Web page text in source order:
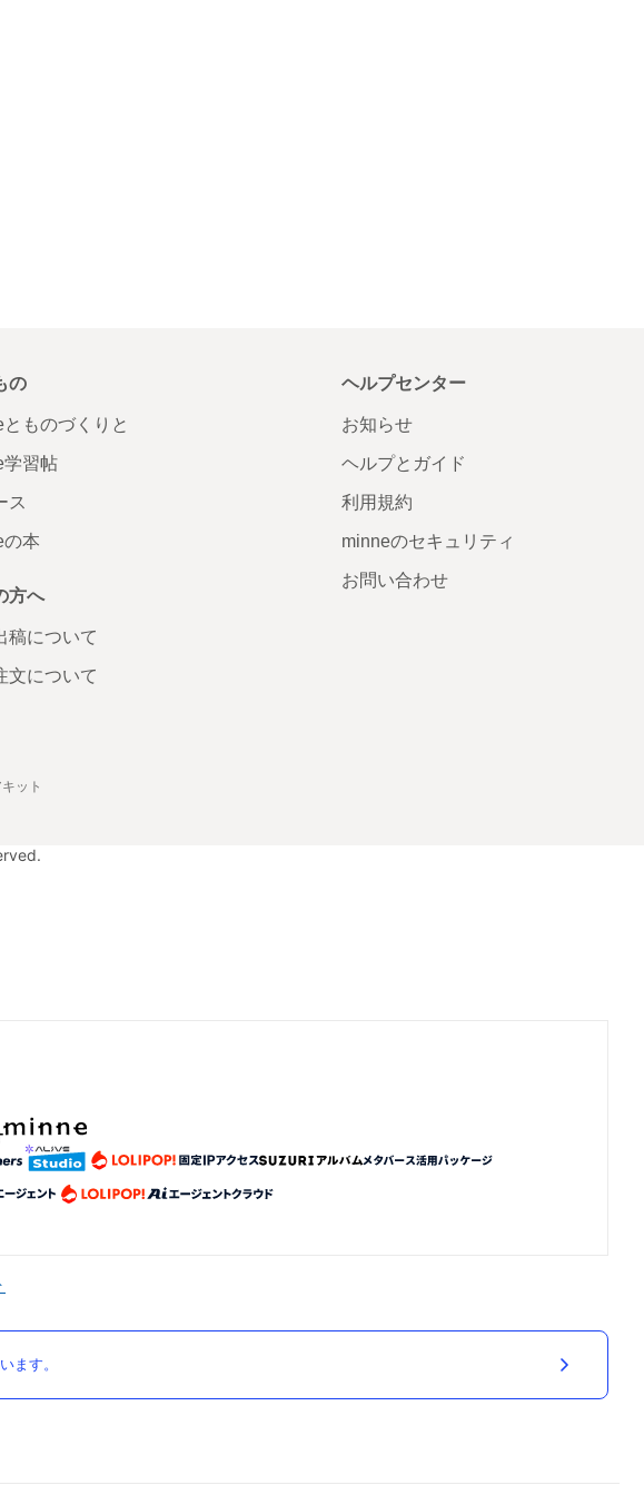
の
とものづくりと
学習帖
ス
の本
方へ
稿について
文について
ヘルプセンター
お知らせ
ヘルプとガイド
利用規約
minneのセキュリティ
お問い合わせ
ット
ます。